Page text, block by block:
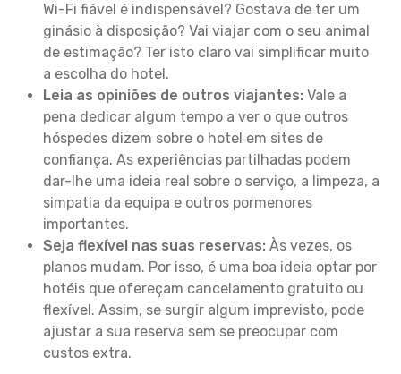
Wi-Fi fiável é indispensável? Gostava de ter um
ginásio à disposição? Vai viajar com o seu animal
de estimação? Ter isto claro vai simplificar muito
a escolha do hotel.
Leia as opiniões de outros viajantes: Vale a
pena dedicar algum tempo a ver o que outros
hóspedes dizem sobre o hotel em sites de
confiança. As experiências partilhadas podem
dar-lhe uma ideia real sobre o serviço, a limpeza, a
simpatia da equipa e outros pormenores
importantes.
Seja flexível nas suas reservas: Às vezes, os
planos mudam. Por isso, é uma boa ideia optar por
hotéis que ofereçam cancelamento gratuito ou
flexível. Assim, se surgir algum imprevisto, pode
ajustar a sua reserva sem se preocupar com
custos extra.